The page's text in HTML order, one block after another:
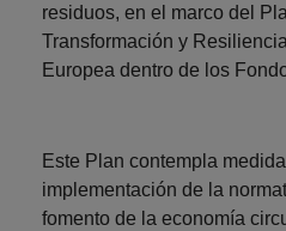
residuos, en el marco del
Transformación y
Europea dentro de los
Este Plan contempla
implementación de la
fomento de la economía